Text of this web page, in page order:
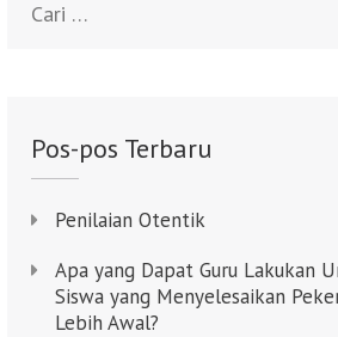
Pos-pos Terbaru
Penilaian Otentik
Apa yang Dapat Guru Lakukan
Siswa yang Menyelesaikan
Lebih Awal?